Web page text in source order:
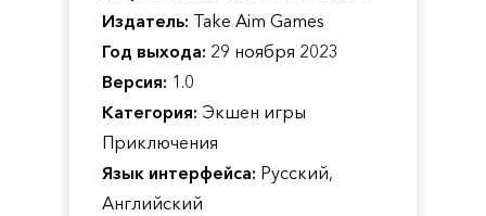
Издатель: Take Aim Games
Год выхода: 29 ноября 2023
Версия: 1.0
Категория: Экшен игры
Приключения
Язык интерфейса: Русский,
Английский